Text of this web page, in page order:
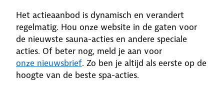
Het actieaanbod is dynamisch en verandert
regelmatig. Hou onze website in de gaten voor
de nieuwste sauna-acties en andere speciale
acties. Of beter nog, meld je aan voor
onze nieuwsbrief. Zo ben je altijd als eerste op de
hoogte van de beste spa-acties.